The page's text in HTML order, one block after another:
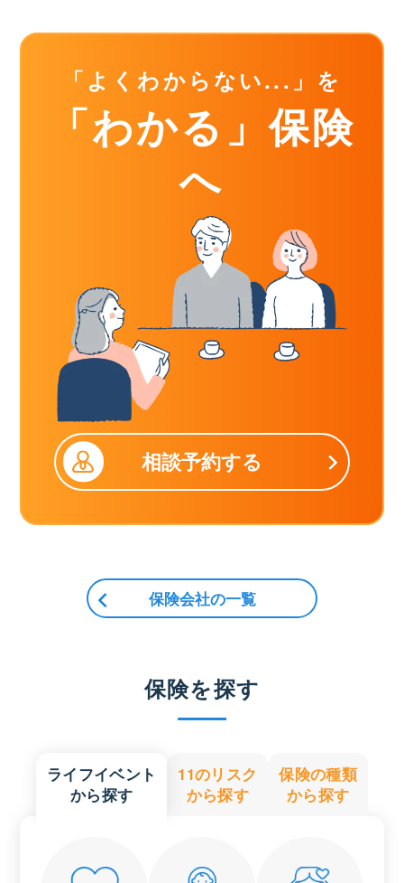
「よくわからない...」を
「わかる」保険
へ
相談予約する
保険会社の一覧
保険を探す
ライフイベント
から探す
11のリスク
から探す
保険の種類
から探す